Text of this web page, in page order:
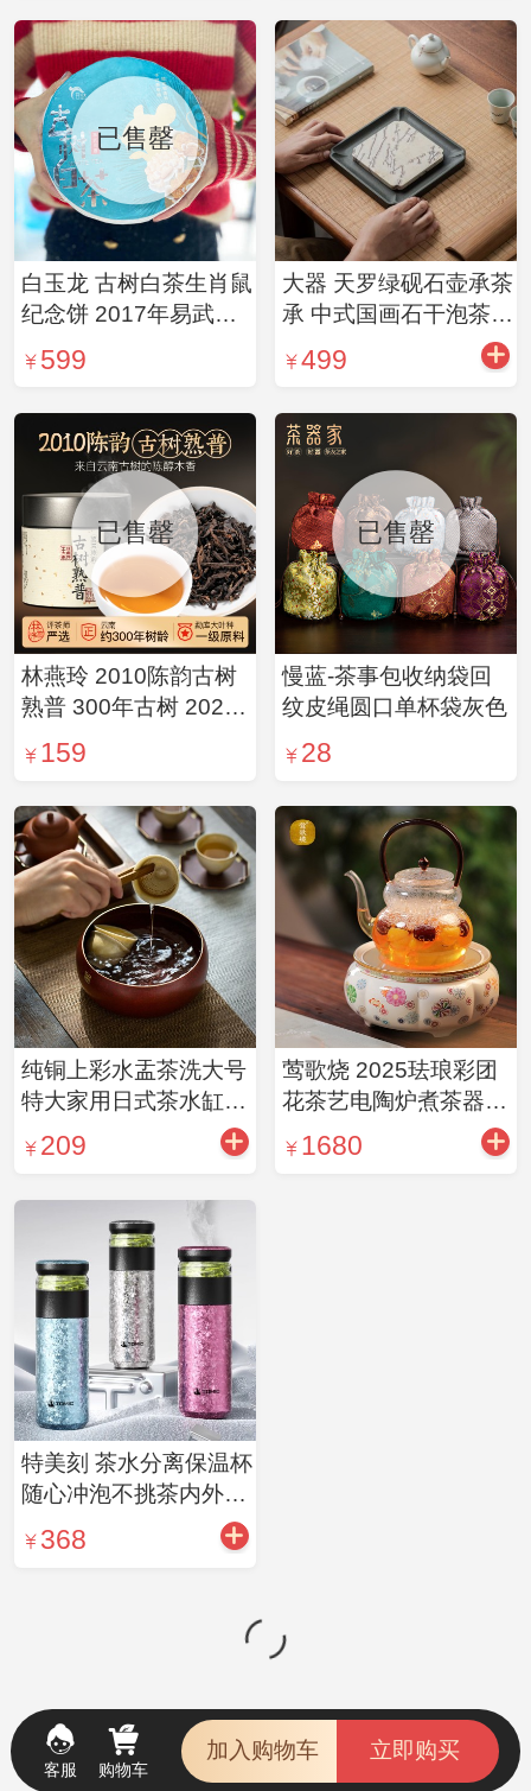
已售罄
白玉龙 古树白茶生肖鼠
纪念饼 2017年易武贡
眉精品双子饼 两片装
360g
599
大器 天罗绿砚石壶承茶
承 中式国画石干泡茶台
天方地圆-四方壶承（2
款可选）
499
已售罄
林燕玲 2010陈韵古树
熟普 300年古树 2025
年1月品鉴茶同款 勐库
大叶种2010春料 陈醇
木香60g
159
已售罄
慢蓝-茶事包收纳袋回
纹皮绳圆口单杯袋灰色
28
纯铜上彩水盂茶洗大号
特大家用日式茶水缸小
号建水水洗 铜茶洗-红
209
莺歌烧 2025珐琅彩团
花茶艺电陶炉煮茶器茶
艺烧水壶线控+遥控双
控1000w
1680
特美刻 茶水分离保温杯
随心冲泡不挑茶内外双
层纯钛茶水分离泡茶新
款男女大容量钛水杯子
368
客服 购物车
加入购物车 立即购买